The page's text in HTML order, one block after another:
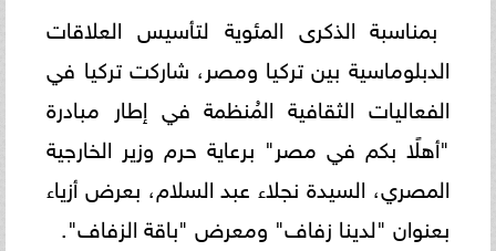
بمناسبة الذكرى المئوية لتأسيس العلاقات
الدبلوماسية بين تركيا ومصر، شاركت تركيا في
الفعاليات الثقافية المُنظمة في إطار مبادرة
"أهلًا بكم في مصر" برعاية حرم وزير الخارجية
المصري، السيدة نجلاء عبد السلام، بعرض أزياء
بعنوان "لدينا زفاف" ومعرض "باقة الزفاف".